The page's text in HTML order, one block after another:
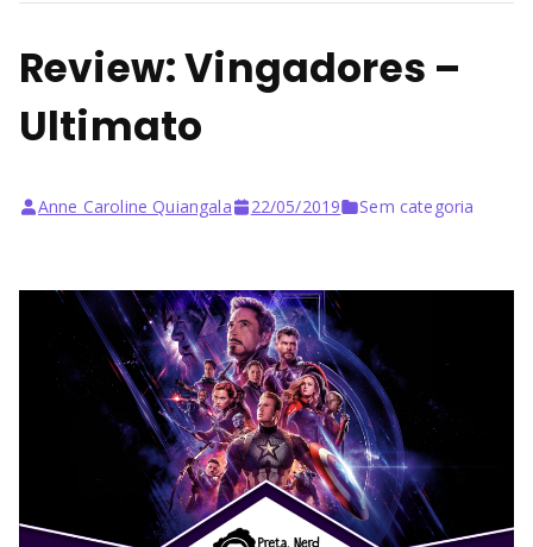
Review: Vingadores –
Ultimato
Anne Caroline Quiangala 22/05/2019 Sem categoria